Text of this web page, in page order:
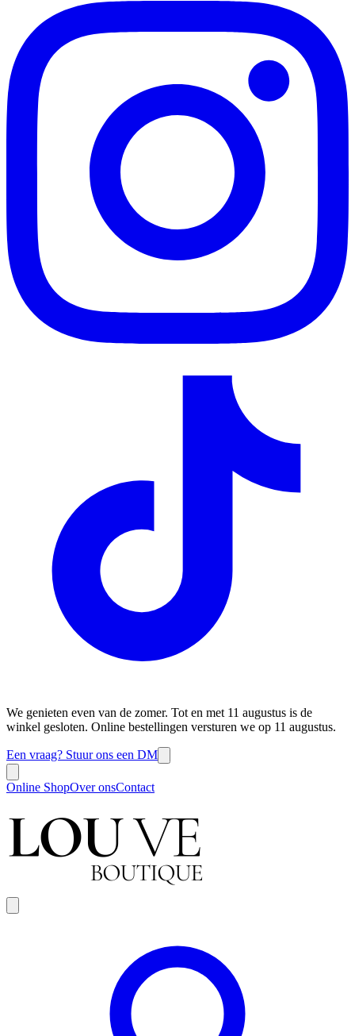
We genieten even van de zomer. Tot en met 11 augustus is de
winkel gesloten. Online bestellingen versturen we op 11 augustus.
Een vraag? Stuur ons een DM
Online ShopOver onsContact